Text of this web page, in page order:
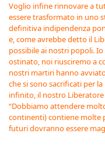
Voglio infine rinnovare a
essere trasformato in uno
definitiva indipendenza
e, come avrebbe detto il
possibile ai nostri popoli.
ostinato, noi riusciremo a
nostri martiri hanno
che si sono sacrificati per
infinito, il nostro Liberatore
“Dobbiamo attendere
continenti) contiene molte
futuri dovranno essere